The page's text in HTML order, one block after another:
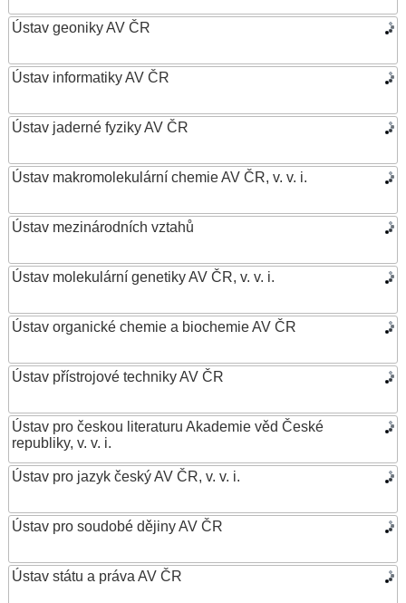
Ústav geoniky AV ČR
Ústav informatiky AV ČR
Ústav jaderné fyziky AV ČR
Ústav makromolekulární chemie AV ČR, v. v. i.
Ústav mezinárodních vztahů
Ústav molekulární genetiky AV ČR, v. v. i.
Ústav organické chemie a biochemie AV ČR
Ústav přístrojové techniky AV ČR
Ústav pro českou literaturu Akademie věd České
republiky, v. v. i.
Ústav pro jazyk český AV ČR, v. v. i.
Ústav pro soudobé dějiny AV ČR
Ústav státu a práva AV ČR